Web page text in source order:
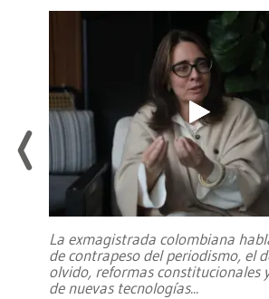
La exmagistrada colombiana
de contrapeso del periodismo, el
olvido, reformas constitucionales
de nuevas tecnologías...